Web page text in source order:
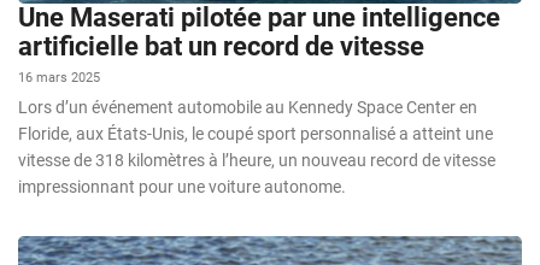
Une Maserati pilotée par une intelligence
artificielle bat un record de vitesse
16 mars 2025
Lors d’un événement automobile au Kennedy Space Center en
Floride, aux États-Unis, le coupé sport personnalisé a atteint une
vitesse de 318 kilomètres à l’heure, un nouveau record de vitesse
impressionnant pour une voiture autonome.